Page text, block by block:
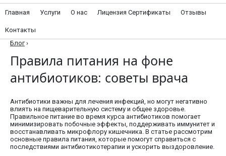
Главная Услуги О нас Лицензия Сертификаты Отзывы
Контакты
Блог ›
Правила питания на фоне
антибиотиков: советы врача
Антибиотики важны для лечения инфекций, но могут негативно
влиять на пищеварительную систему и общее здоровье.
Правильное питание во время курса антибиотиков помогает
минимизировать побочные эффекты, поддерживать иммунитет и
восстанавливать микрофлору кишечника. В статье рассмотрим
основные правила питания, которые помогут справиться с
последствиями антибиотикотерапии и ускорить выздоровление.